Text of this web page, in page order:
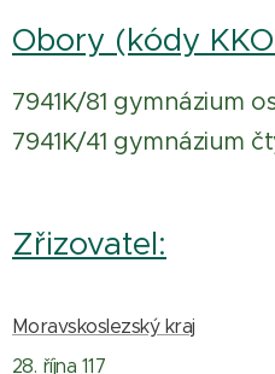
Obory (kódy
7941K/81 gymnázium
7941K/41 gymnázium
Zřizovatel:
Moravskoslezský kraj
28. října 117